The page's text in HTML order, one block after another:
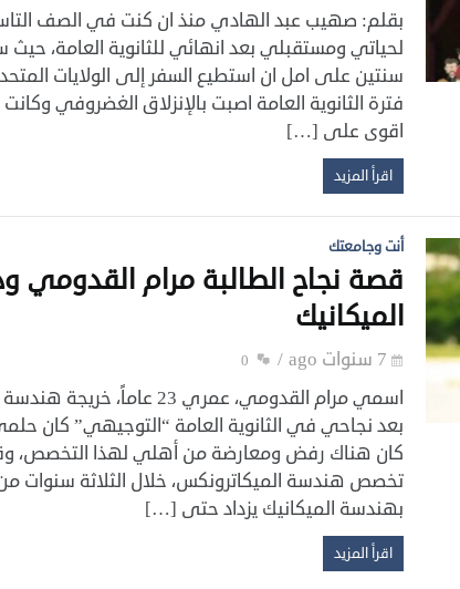
بقلم: صهيب عبد الهادي منذ ان كنت في الصف
لحياتي ومستقبلي بعد انهائي للثانوية العامة،
سنتين على امل ان استطيع السفر إلى الولايات
فترة الثانوية العامة اصبت بالإنزلاق الغضروفي
اقوى على […]
اقرأ المزيد
أنت وجامعتك
قصة نجاح الطالبة مرام
الميكانيك
7 سنوات ago 0
اسمي مرام القدومي، عمري 23
بعد نجاحي في الثانوية العامة “التوجيهي” كان
كان هناك رفض ومعارضة من أهلي لهذا التخصص،
تخصص هندسة الميكاترونكس، خلال الثلاثة
بهندسة الميكانيك يزداد حتى […]
اقرأ المزيد